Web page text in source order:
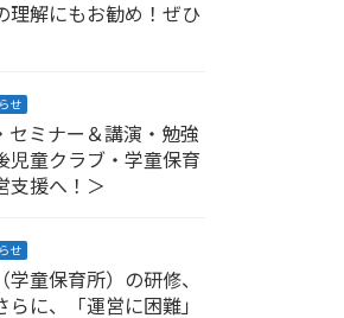
理解にもお勧め！ぜひ
せ
セミナー＆講演・勉強
児童クラブ・学童保育
支援へ！＞
せ
童保育所）の研修、
に、「運営に困難」